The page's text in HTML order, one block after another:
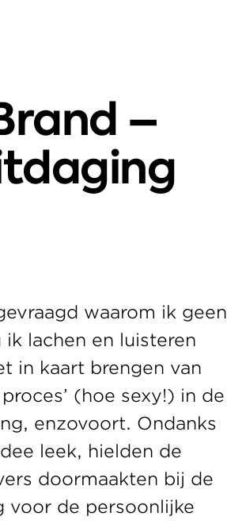
–
waarom ik geen
lachen en luisteren
in kaart brengen van
(hoe sexy!) in de
enzovoort. Ondanks
leek, hielden de
doormaakten bij de
voor de persoonlijke